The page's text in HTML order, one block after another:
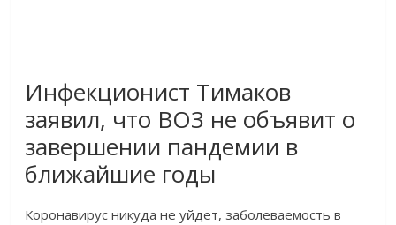
Инфекционист Тимаков
заявил, что ВОЗ не объявит о
завершении пандемии в
ближайшие годы
Коронавирус никуда не уйдет, заболеваемость в